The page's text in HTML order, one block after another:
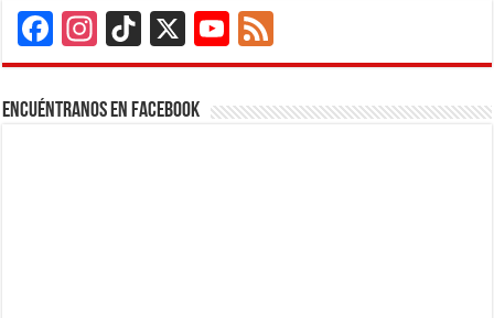
Facebook
Instagram
TikTok
X
YouTube
Channel
Encuéntranos en Facebook